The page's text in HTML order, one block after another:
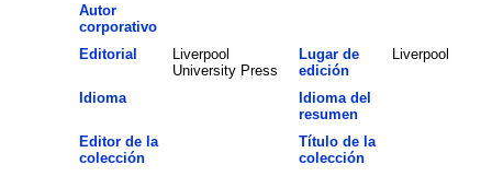
Autor
corporativo
Editorial
Liverpool
University Press
Lugar de
edición
Liverpool
Idioma
Idioma del
resumen
Editor de la
colección
Título de la
colección